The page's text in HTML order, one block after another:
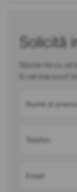
Solicită
Spune-ne cu
în cel mai scurt
Nume și
Telefon
Email